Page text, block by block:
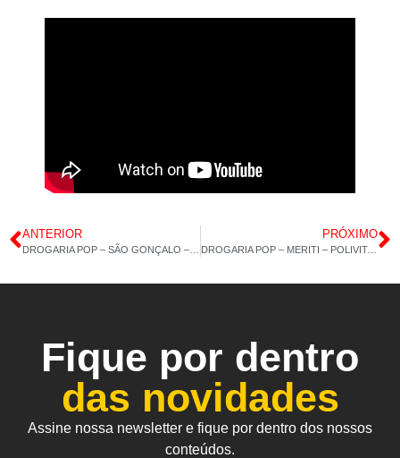
ANTERIOR PRÓXIMO
DROGARIA POP – MERITI – POLIVITAMÍNICO CABELOS E UNHAS – ÔMEGA 3 – 29/05/2025
Fique por dentro
das novidades
Assine nossa newsletter e fique por dentro dos nossos
conteúdos.